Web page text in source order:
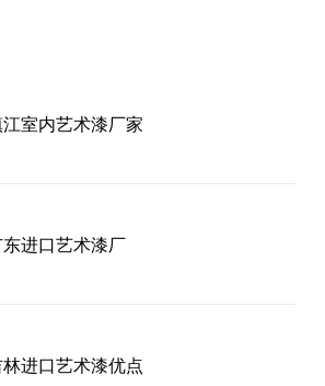
室内艺术漆厂家
东进口艺术漆厂
进口艺术漆优点